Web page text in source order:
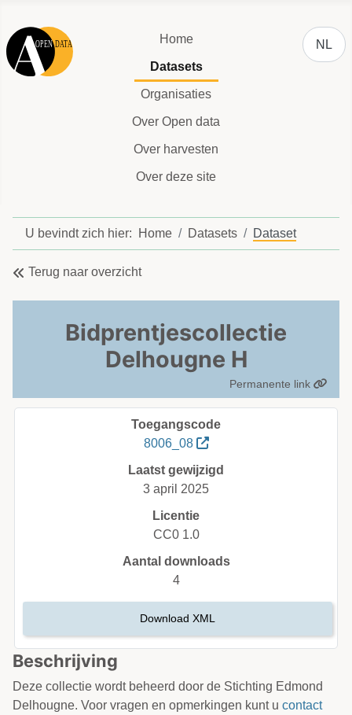
Home
Datasets
Organisaties
Over Open data
Over harvesten
Over deze site
NL
U bevindt zich hier: Home Datasets Dataset
Terug naar overzicht
Bidprentjescollectie
Delhougne H
Permanente link
Beschrijving
Deze collectie wordt beheerd door de Stichting Edmond
Delhougne. Voor vragen en opmerkingen kunt u contact
Toegangscode
8006_08
Laatst gewijzigd
3 april 2025
Licentie
CC0 1.0
Aantal downloads
4
Download XML